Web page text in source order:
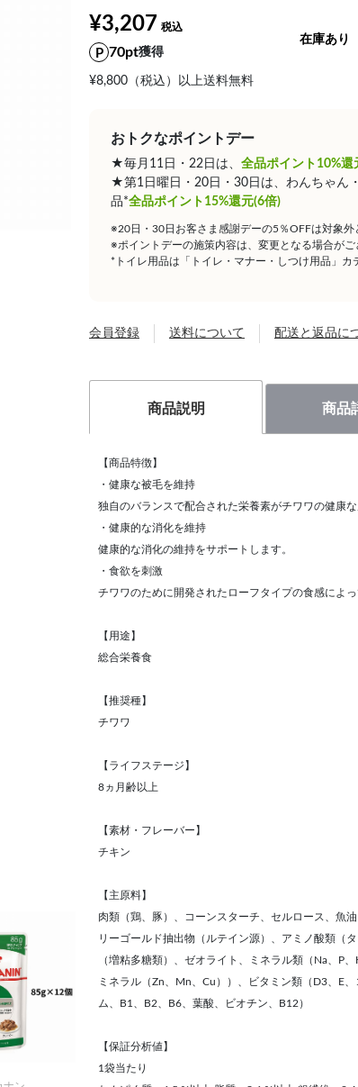
¥3,207
70pt獲得
¥8,800（税込）以上送料無料
在庫あり
おトクなポイントデー
★毎月11日・22日は、 全品ポイント10%還
★第1日曜日・20日・30日は、わんちゃん
品*全品ポイント15%還元(6倍)
※20日・30日お客さま感謝デーの5％OFFは対象外
※ポイントデーの施策内容は、変更となる場合がご
*トイレ用品は「トイレ・マナー・しつけ用品」
会員登録 送料について 配送と返品に
商品説明 商品
【商品特徴】
・健康な被毛を維持
独自のバランスで配合された栄養素がチワワの健康な
・健康的な消化を維持
健康的な消化の維持をサポートします。
・食欲を刺激
チワワのために開発されたローフタイプの食感によ
【用途】
総合栄養食
【推奨種】
チワワ
【ライフステージ】
8ヵ月齢以上
【素材・フレーバー】
チキン
【主原料】
肉類（鶏、豚）、コーンスターチ、セルロース、魚
リーゴールド抽出物（ルテイン源）、アミノ酸類（
（増粘多糖類）、ゼオライト、ミネラル類（Na、P
ミネラル（Zn、Mn、Cu））、ビタミン類（D3、E
ム、B1、B2、B6、葉酸、ビオチン、B12）
【保証分析値】
1袋当たり